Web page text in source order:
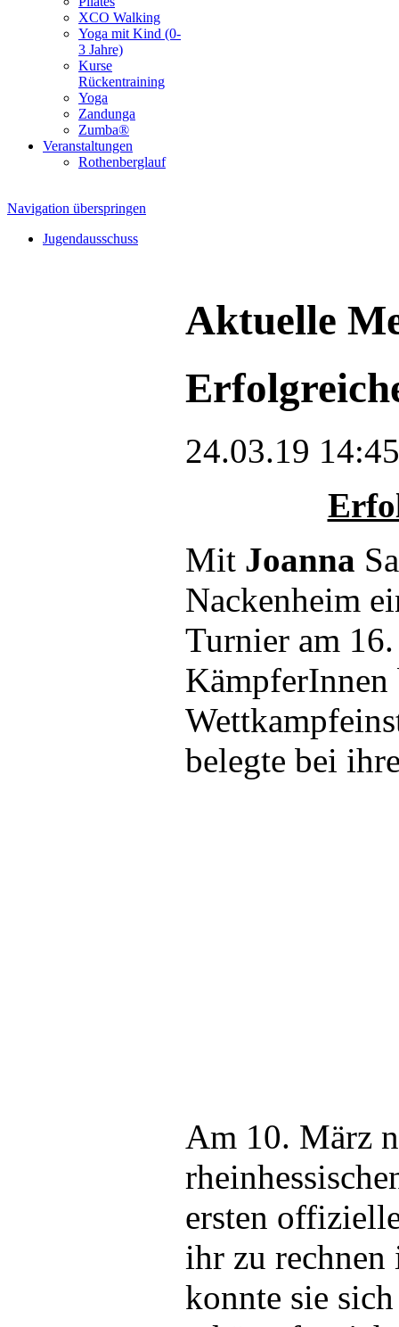
XCO Walking
Yoga mit Kind (0-
3 Jahre)
Kurse
Rückentraining
Yoga
Zandunga
Zumba®
Veranstaltungen
Rothenberglauf
Navigation überspringen
Jugendausschuss
Aktuelle
24.03.19
Mit Joanna
Nackenheim
Turnier am
KämpferInnen
belegte bei
Am 10. März
ersten
ihr zu
konnte sie